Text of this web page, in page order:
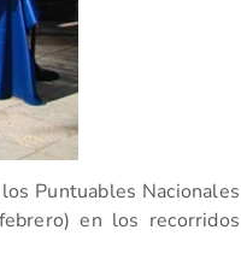
Puntuables Nacionales
en los recorridos